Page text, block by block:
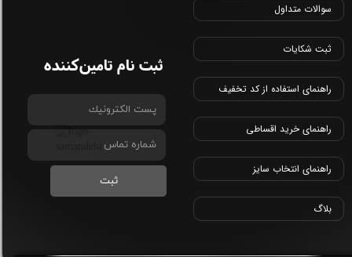
سوالات متداول
ثبت شکایات
راهنمای استفاده از کد تخفیف
راهنمای خرید اقساطی
راهنمای انتخاب سایز
بلاگ
ثبت
ثبت نام تامین‌کننده